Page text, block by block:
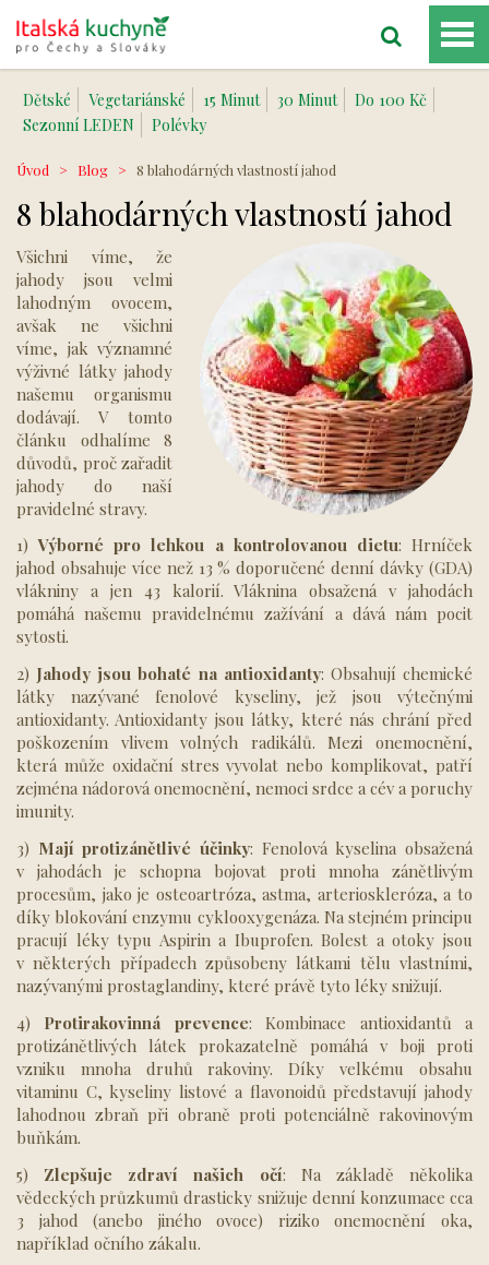
Dětské Vegetariánské 15 Minut 30 Minut
Do 100 Kč
Sezonní LEDEN
Polévky
Úvod > Blog > 8 blahodárných vlastností jahod
8 blahodárných vlastností jahod
Všichni víme, že
jahody jsou velmi
lahodným ovocem,
avšak ne všichni
víme, jak významné
výživné látky jahody
našemu organismu
dodávají. V tomto
článku odhalíme 8
důvodů, proč zařadit
jahody do naší
pravidelné stravy.
1)Výborné pro lehkou a kontrolovanou dietu: Hrníček
jahod obsahuje více než 13 % doporučené denní dávky (GDA)
vlákniny a jen 43 kalorií. Vláknina obsažená v jahodách
pomáhá našemu pravidelnému zažívání a dává nám pocit
sytosti.
2) Jahody jsou bohaté na antioxidanty: Obsahují chemické
látky nazývané fenolové kyseliny, jež jsou výtečnými
antioxidanty. Antioxidanty jsou látky, které nás chrání před
poškozením vlivem volných radikálů. Mezi onemocnění,
která může oxidační stres vyvolat nebo komplikovat, patří
zejména nádorová onemocnění, nemoci srdce a cév a poruchy
imunity.
3) Mají protizánětlivé účinky: Fenolová kyselina obsažená
v jahodách je schopna bojovat proti mnoha zánětlivým
procesům, jako je osteoartróza, astma, arterioskleróza, a to
díky blokování enzymu cyklooxygenáza. Na stejném principu
pracují léky typu Aspirin a Ibuprofen. Bolest a otoky jsou
v některých případech způsobeny látkami tělu vlastními,
nazývanými prostaglandiny, které právě tyto léky snižují.
4) Protirakovinná prevence: Kombinace antioxidantů a
protizánětlivých látek prokazatelně pomáhá v boji proti
vzniku mnoha druhů rakoviny. Díky velkému obsahu
vitaminu C, kyseliny listové a flavonoidů představují jahody
lahodnou zbraň při obraně proti potenciálně rakovinovým
buňkám.
5) Zlepšuje zdraví našich očí: Na základě několika
vědeckých průzkumů drasticky snižuje denní konzumace cca
3 jahod (anebo jiného ovoce) riziko onemocnění oka,
například očního zákalu.